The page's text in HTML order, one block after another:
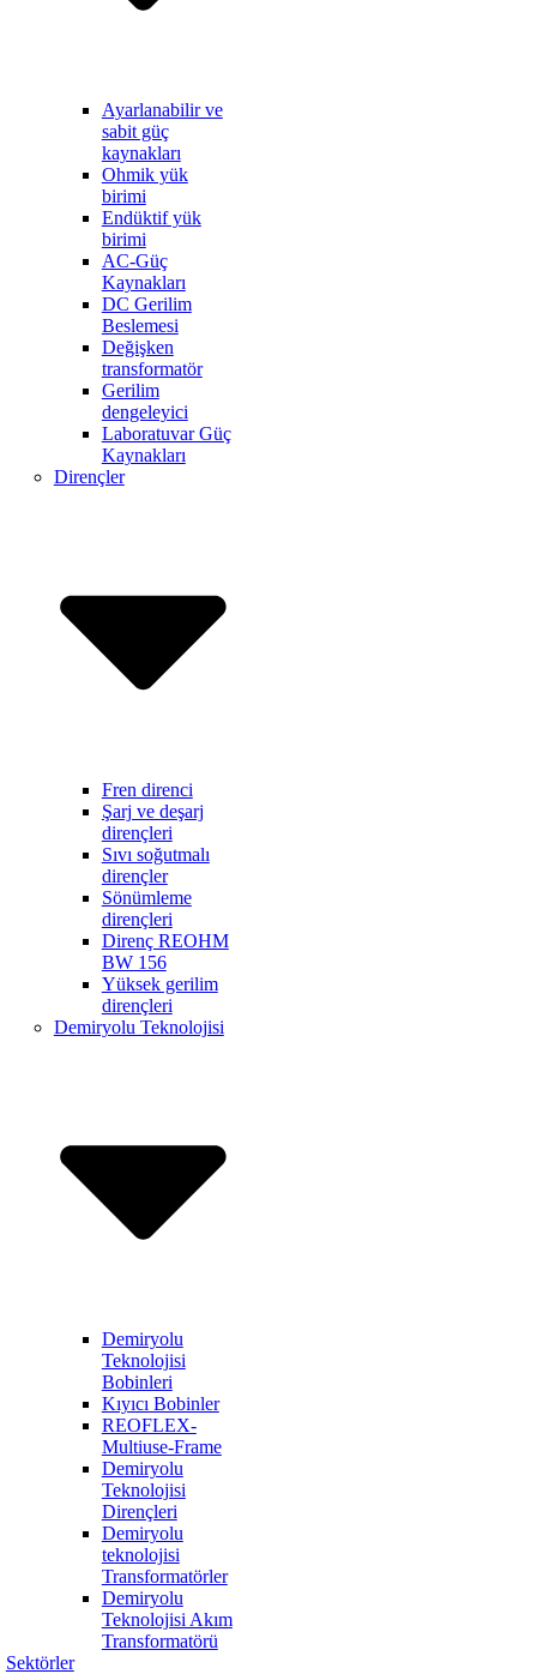
Ayarlanabilir ve
sabit güç
kaynakları
Ohmik yük
birimi
Endüktif yük
birimi
AC-Güç
Kaynakları
DC Gerilim
Beslemesi
Değişken
transformatör
Gerilim
dengeleyici
Laboratuvar Güç
Kaynakları
Dirençler
Fren direnci
Şarj ve deşarj
dirençleri
Sıvı soğutmalı
dirençler
Sönümleme
dirençleri
Direnç REOHM
BW 156
Yüksek gerilim
dirençleri
Demiryolu Teknolojisi
Demiryolu
Teknolojisi
Bobinleri
Kıyıcı Bobinler
REOFLEX-
Multiuse-Frame
Demiryolu
Teknolojisi
Dirençleri
Demiryolu
teknolojisi
Transformatörler
Demiryolu
Teknolojisi Akım
Transformatörü
Sektörler